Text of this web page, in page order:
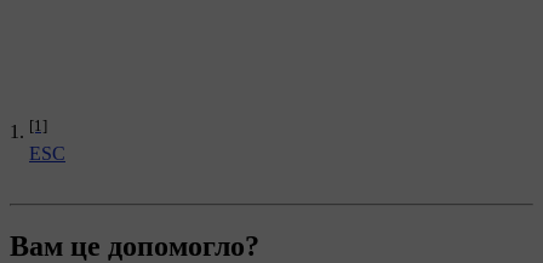
[1]
ESC
Вам це допомогло?